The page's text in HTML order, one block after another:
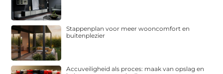
Stappenplan voor meer wooncomfort en
buitenplezier
Accuveiligheid als proces: maak van opslag en